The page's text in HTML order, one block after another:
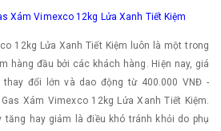
Xám Vimexco 12kg Lửa Xanh Tiết Kiệm
12kg Lửa Xanh Tiết Kiệm luôn là một trong
hàng đầu bởi các khách hàng. Hiện nay, giá
đổi lớn và dao động từ 400.000 VNĐ -
Xám Vimexco 12kg Lửa Xanh Tiết Kiệm.
tăng hay giảm là điều khó tránh khỏi do phụ